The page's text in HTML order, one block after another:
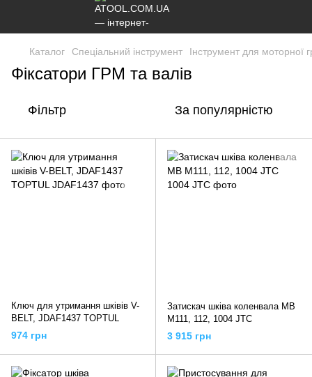
Каталог Спеціальний інструмент Інструмент для моторної
Фіксатори ГРМ та валів
Фільтр За популярністю
Ключ для утримання шківів V-
BELT, JDAF1437 TOPTUL
974 грн
Затискач шківа коленвала МВ
М111, 112, 1004 JTC
3 915 грн